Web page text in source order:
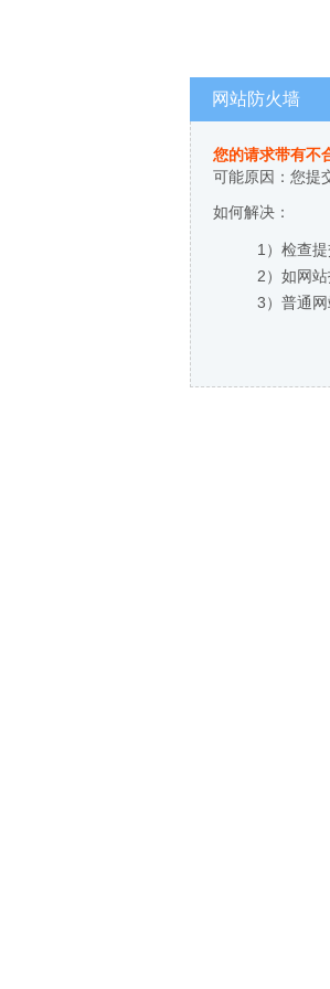
网站防火墙
您的请求带有不
可能原因：您提
如何解决：
1）检查提
2）如网
3）普通